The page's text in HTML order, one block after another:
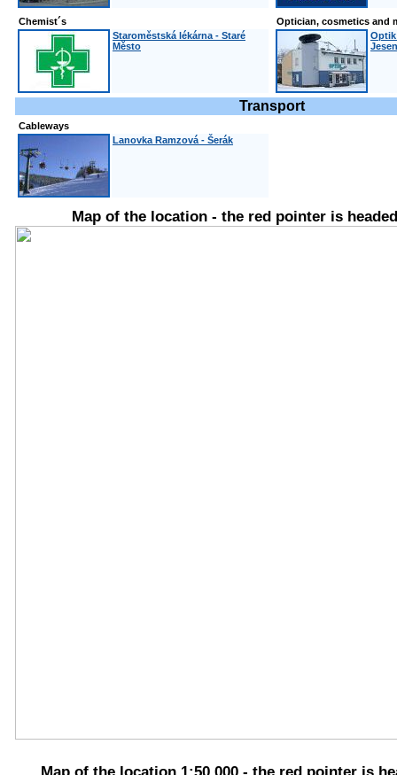
Chemist´s
Staroměstská lékárna - Staré
Město
Optician, cosmetics and
Optik
Transport
Cableways
Lanovka Ramzová - Šerák
Map of the location - the red pointer is